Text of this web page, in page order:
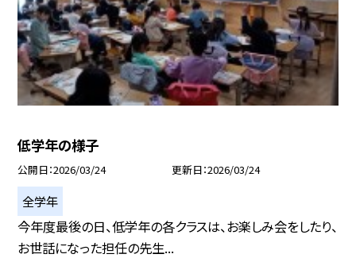
低学年の様子
公開日 2026/03/24 更新日 2026/03/24
全学年
今年度最後の日、低学年の各クラスは、お楽しみ会をしたり、
お世話になった担任の先生...